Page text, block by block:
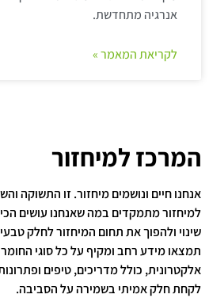
אנרגיה מתחדשת.
לקריאת המאמר »
המרכז למיחזור
אנחנו חיים ונושמים מיחזור. זו התשוקה
למיחזור מתמקדים במה שאנחנו עושים
שינוי ולהפוך את תחום המיחזור לחלק
תמצאו מידע רחב ומקיף על כל סוגי
אלקטרונית, כולל מדריכים, טיפים
לקחת חלק אמיתי בשמירה על הסביבה.